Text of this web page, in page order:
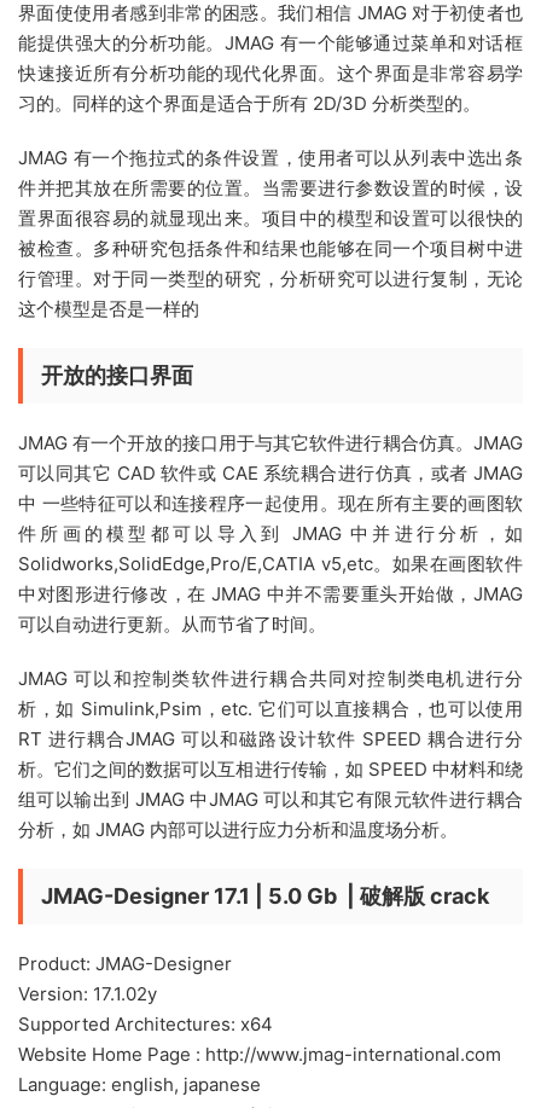
界面使使用者感到非常的困惑。我们相信 JMAG 对于初使者也
能提供强大的分析功能。JMAG 有一个能够通过菜单和对话框
快速接近所有分析功能的现代化界面。这个界面是非常容易学
习的。同样的这个界面是适合于所有 2D/3D 分析类型的。
JMAG 有一个拖拉式的条件设置，使用者可以从列表中选出条
件并把其放在所需要的位置。当需要进行参数设置的时候，设
置界面很容易的就显现出来。项目中的模型和设置可以很快的
被检查。多种研究包括条件和结果也能够在同一个项目树中进
行管理。对于同一类型的研究，分析研究可以进行复制，无论
这个模型是否是一样的
开放的接口界面
JMAG 有一个开放的接口用于与其它软件进行耦合仿真。JMAG
可以同其它 CAD 软件或 CAE 系统耦合进行仿真，或者 JMAG
中 一些特征可以和连接程序一起使用。现在所有主要的画图软
件所画的模型都可以导入到 JMAG 中并进行分析，如
Solidworks,SolidEdge,Pro/E,CATIA v5,etc。如果在画图软件
中对图形进行修改，在 JMAG 中并不需要重头开始做，JMAG
可以自动进行更新。从而节省了时间。
JMAG 可以和控制类软件进行耦合共同对控制类电机进行分
析，如 Simulink,Psim，etc. 它们可以直接耦合，也可以使用
RT 进行耦合JMAG 可以和磁路设计软件 SPEED 耦合进行分
析。它们之间的数据可以互相进行传输，如 SPEED 中材料和绕
组可以输出到 JMAG 中JMAG 可以和其它有限元软件进行耦合
分析，如 JMAG 内部可以进行应力分析和温度场分析。
JMAG-Designer 17.1 | 5.0 Gb | 破解版 crack
Product: JMAG-Designer
Version: 17.1.02y
Supported Architectures: x64
Website Home Page : http://www.jmag-international.com
Language: english, japanese